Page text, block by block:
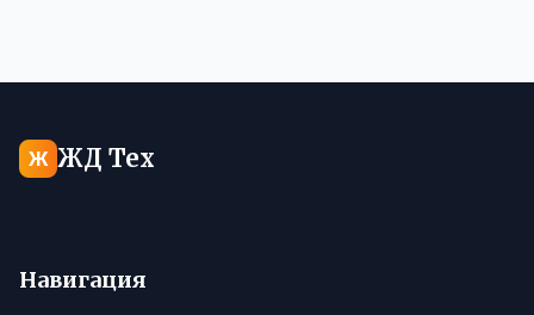
Ж ЖД Тех
Навигация